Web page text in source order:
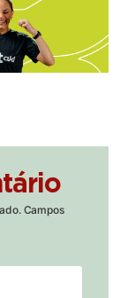
Campos